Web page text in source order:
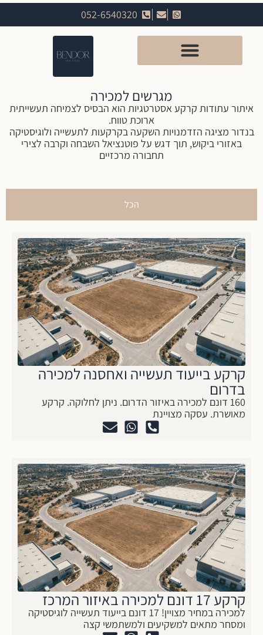
052-6540320
מגרשים למכירה
איתור עתודות קרקע אסטרטגיות הוא הבסיס לצמיחה תעשייתית
ארוכת טווח.
בנדור מציגה הזדמנויות השקעה בקרקעות לתעשייה ולוגיסטיקה
באזורי ביקוש, תוך דגש על פוטנציאל השבחה וקרבה לצירי
תחבורה מרכזיים
הכל
קרקע בייעוד תעשייה ואחסנה למכירה
בדרום
160 דונם למכירה באיזור הדרום. ניתן לחלוקה. קרקע
מאושרת. עסקה מצויינת
קרקע 17 דונם למכירה באיזור המרכז
למכירה במחיר מצויין! 17 דונם בייעוד תעשייה לוגיסטיקה
ומסחר מתאים למשקיעים ולמשתמשי קצה